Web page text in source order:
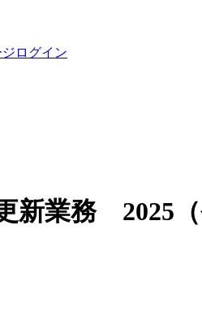
ログイン
業務 2025（